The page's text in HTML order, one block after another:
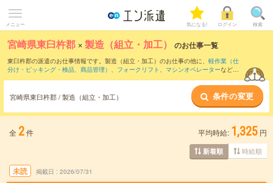
メニュー 気になる! ログイン 検索
宮崎県東臼杵郡 ×製造（組立・加工） のお仕事一覧
東臼杵郡の派遣のお仕事情報です。製造（組立・加工）のお仕事の他に、 軽作業（仕
分け・ピッキング・検品、商品管理） 、 フォークリフト 、 マシンオペレーターなどを
製造（組立・加工）のお仕事とは？と
は？
宮崎県東臼杵郡 / 製造（組立・加工） 条件の変更
全 2件 平均時給: 1,325 円
新着順 時給順
未読 掲載日 2026/07/31